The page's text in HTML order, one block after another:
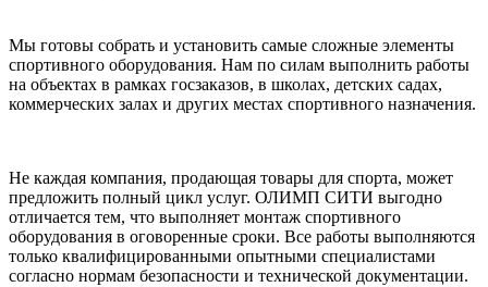
Мы готовы собрать и установить самые сложные элементы
спортивного оборудования. Нам по силам выполнить работы
на объектах в рамках госзаказов, в школах, детских садах,
коммерческих залах и других местах спортивного назначения.
Не каждая компания, продающая товары для спорта, может
предложить полный цикл услуг. ОЛИМП СИТИ выгодно
отличается тем, что выполняет монтаж спортивного
оборудования в оговоренные сроки. Все работы выполняются
только квалифицированными опытными специалистами
согласно нормам безопасности и технической документации.